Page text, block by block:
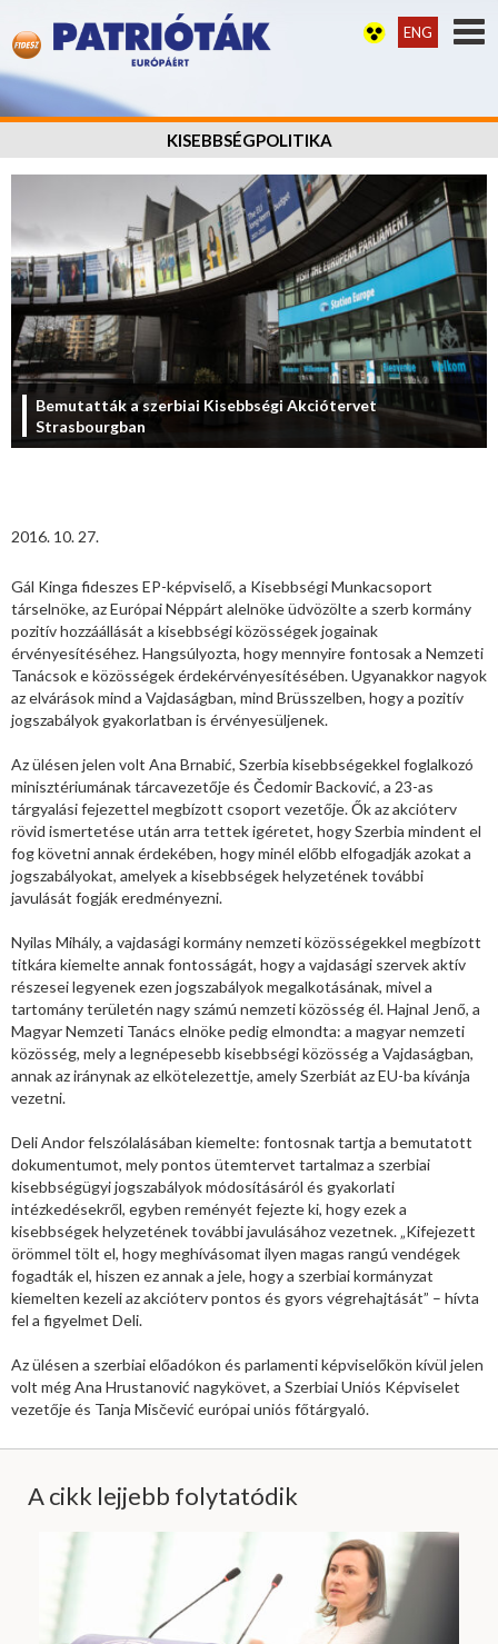
ENG
KISEBBSÉGPOLITIKA
Bemutatták a szerbiai Kisebbségi Akciótervet
Strasbourgban
2016. 10. 27.
Gál Kinga fideszes EP-képviselő, a Kisebbségi Munkacsoport
társelnöke, az Európai Néppárt alelnöke üdvözölte a szerb kormány
pozitív hozzáállását a kisebbségi közösségek jogainak
érvényesítéséhez. Hangsúlyozta, hogy mennyire fontosak a Nemzeti
Tanácsok e közösségek érdekérvényesítésében. Ugyanakkor nagyok
az elvárások mind a Vajdaságban, mind Brüsszelben, hogy a pozitív
jogszabályok gyakorlatban is érvényesüljenek.
Az ülésen jelen volt Ana Brnabić, Szerbia kisebbségekkel foglalkozó
minisztériumának tárcavezetője és Čedomir Backović, a 23-as
tárgyalási fejezettel megbízott csoport vezetője. Ők az akcióterv
rövid ismertetése után arra tettek igéretet, hogy Szerbia mindent el
fog követni annak érdekében, hogy minél előbb elfogadják azokat a
jogszabályokat, amelyek a kisebbségek helyzetének további
javulását fogják eredményezni.
Nyilas Mihály, a vajdasági kormány nemzeti közösségekkel megbízott
titkára kiemelte annak fontosságát, hogy a vajdasági szervek aktív
részesei legyenek ezen jogszabályok megalkotásának, mivel a
tartomány területén nagy számú nemzeti közösség él. Hajnal Jenő, a
Magyar Nemzeti Tanács elnöke pedig elmondta: a magyar nemzeti
közösség, mely a legnépesebb kisebbségi közösség a Vajdaságban,
annak az iránynak az elkötelezettje, amely Szerbiát az EU-ba kívánja
vezetni.
Deli Andor felszólalásában kiemelte: fontosnak tartja a bemutatott
dokumentumot, mely pontos ütemtervet tartalmaz a szerbiai
kisebbségügyi jogszabályok módosításáról és gyakorlati
intézkedésekről, egyben reményét fejezte ki, hogy ezek a
kisebbségek helyzetének további javulásához vezetnek. „Kifejezett
örömmel tölt el, hogy meghívásomat ilyen magas rangú vendégek
fogadták el, hiszen ez annak a jele, hogy a szerbiai kormányzat
kiemelten kezeli az akcióterv pontos és gyors végrehajtását” – hívta
fel a figyelmet Deli.
Az ülésen a szerbiai előadókon és parlamenti képviselőkön kívül jelen
volt még Ana Hrustanović nagykövet, a Szerbiai Uniós Képviselet
vezetője és Tanja Misčević európai uniós főtárgyaló.
A cikk lejjebb folytatódik